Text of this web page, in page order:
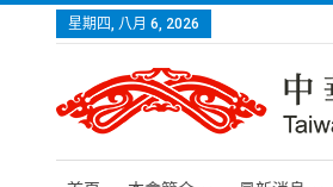
星期四, 八月 6, 2026